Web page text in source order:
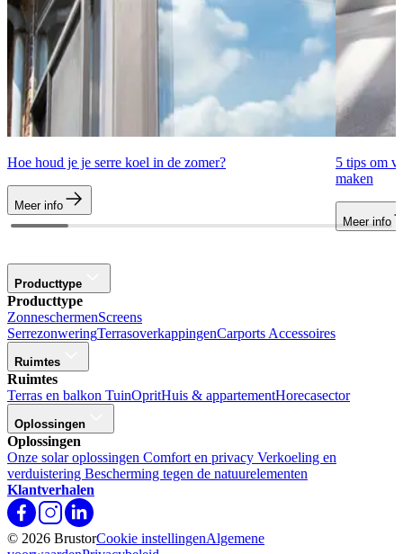
Hoe houd je je serre koel in de zomer?
Meer info
5 tips om
maken
Meer info
Producttype
Producttype
ZonneschermenScreens
SerrezonweringTerrasoverkappingenCarports Accessoires
Ruimtes
Ruimtes
Terras en balkon TuinOpritHuis & appartementHorecasector
Oplossingen
Oplossingen
Onze solar oplossingen Comfort en privacy Verkoeling en
verduistering Bescherming tegen de natuurelementen
Klantverhalen
© 2026 BrustorCookie instellingenAlgemene